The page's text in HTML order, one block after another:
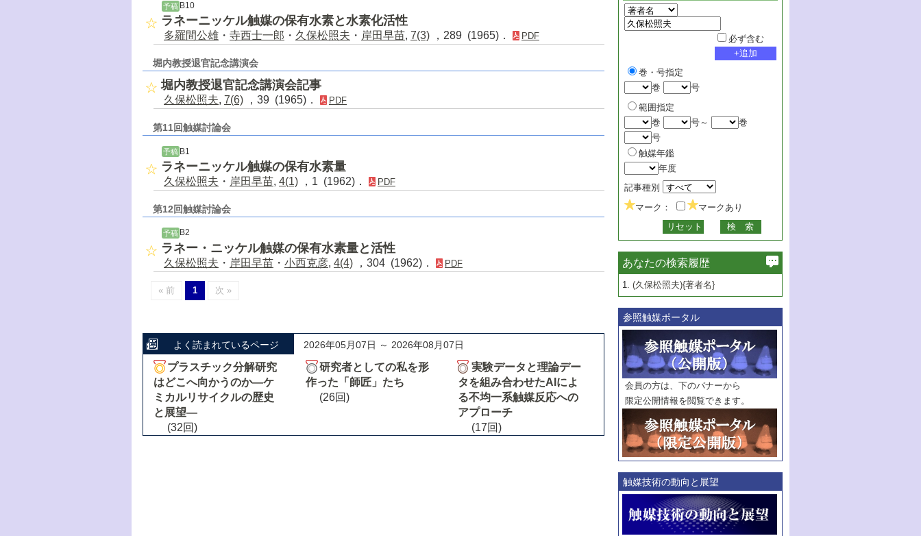
予稿 B10
ラネーニッケル触媒の保有水素と水素化活性
多羅間公雄 ・ 寺西士一郎 ・ 久保松照夫 ・ 岸田早苗, 7(3) ，289 (1965)． PDF
堀内教授退官記念講演会
堀内教授退官記念講演会記事
久保松照夫, 7(6) ，39 (1965)． PDF
第11回触媒討論会
予稿 B1
ラネーニッケル触媒の保有水素量
久保松照夫 ・ 岸田早苗, 4(1) ，1 (1962)． PDF
第12回触媒討論会
予稿 B2
ラネー・ニッケル触媒の保有水素量と活性
久保松照夫 ・ 岸田早苗 ・ 小西克彦, 4(4) ，304 (1962)． PDF
« 前 1 次 »
よく読まれているページ 2026年05月07日 ～ 2026年08月07日
プラスチック分解研究
はどこへ向かうのか―ケ
ミカルリサイクルの歴史
と展望―
(32回)
研究者としての私を形
作った「師匠」たち
(26回)
実験データと理論デー
タを組み合わせたAIによ
る不均一系触媒反応への
アプローチ
(17回)
必ず含む
巻・号指定
巻
号
範囲指定
巻
号～
巻
号
触媒年鑑
年度
記事種別
マーク：
マークあり
あなたの検索履歴
1. (久保松照夫){著者名}
参照触媒ポータル
会員の方は、下のバナーから
限定公開情報を閲覧できます。
触媒技術の動向と展望